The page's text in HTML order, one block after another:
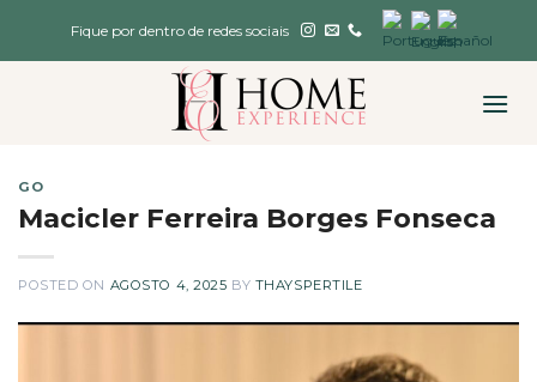
Fique por dentro de redes sociais
GO
Macicler Ferreira Borges Fonseca
POSTED ON AGOSTO 4, 2025 BY THAYSPERTILE